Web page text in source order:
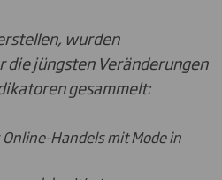
wurden
jüngsten Veränderungen
gesammelt:
Handels mit Mode in